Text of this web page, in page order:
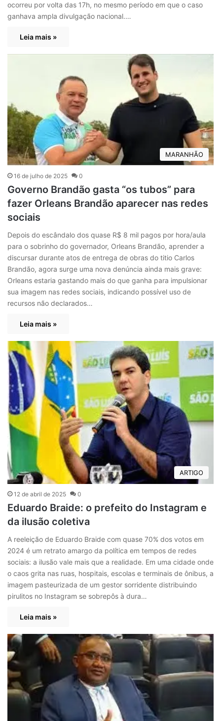
ocorreu por volta das 17h, no mesmo período em que o caso
ganhava ampla divulgação nacional.…
Leia mais »
MARANHÃO
16 de julho de 2025 0
Governo Brandão gasta “os tubos” para
fazer Orleans Brandão aparecer nas redes
sociais
Depois do escândalo dos quase R$ 8 mil pagos por hora/aula
para o sobrinho do governador, Orleans Brandão, aprender a
discursar durante atos de entrega de obras do titio Carlos
Brandão, agora surge uma nova denúncia ainda mais grave:
Orleans estaria gastando mais do que ganha para impulsionar
sua imagem nas redes sociais, indicando possível uso de
recursos não declarados…
Leia mais »
ARTIGO
12 de abril de 2025 0
Eduardo Braide: o prefeito do Instagram e
da ilusão coletiva
A reeleição de Eduardo Braide com quase 70% dos votos em
2024 é um retrato amargo da política em tempos de redes
sociais: a ilusão vale mais que a realidade. Em uma cidade onde
o caos grita nas ruas, hospitais, escolas e terminais de ônibus, a
imagem pasteurizada de um gestor sorridente distribuindo
pirulitos no Instagram se sobrepôs à dura…
Leia mais »